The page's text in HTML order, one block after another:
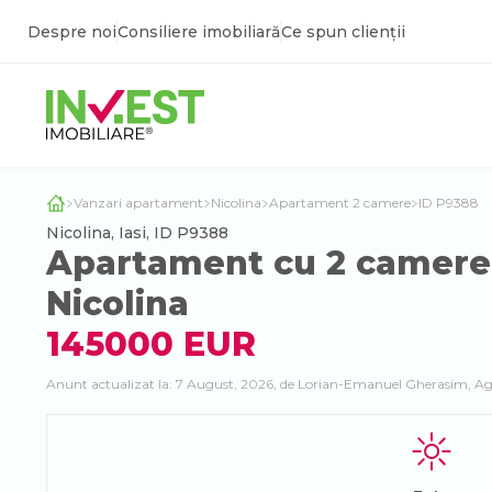
Despre noiConsiliere imobiliarăCe spun clienții
Vanzari apartament Nicolina Apartament 2 camere ID P9388
Nicolina, Iasi, ID P9388
Apartament cu 2
Nicolina
145000 EUR
Anunt actualizat la: 7 August, 2026, de Lorian-Emanuel Gherasim,